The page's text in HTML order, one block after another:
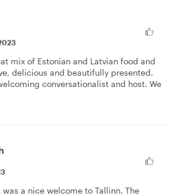
mix of Estonian and Latvian food and
delicious and beautifully presented.
conversationalist and host. We
was a nice welcome to Tallinn. The